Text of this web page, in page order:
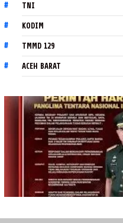
TNI
KODIM
TMMD 129
ACEH BARAT